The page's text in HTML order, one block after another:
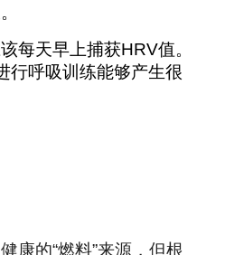
每天早上捕获HRV值。
行呼吸训练能够产生很
康的“燃料”来源，但根